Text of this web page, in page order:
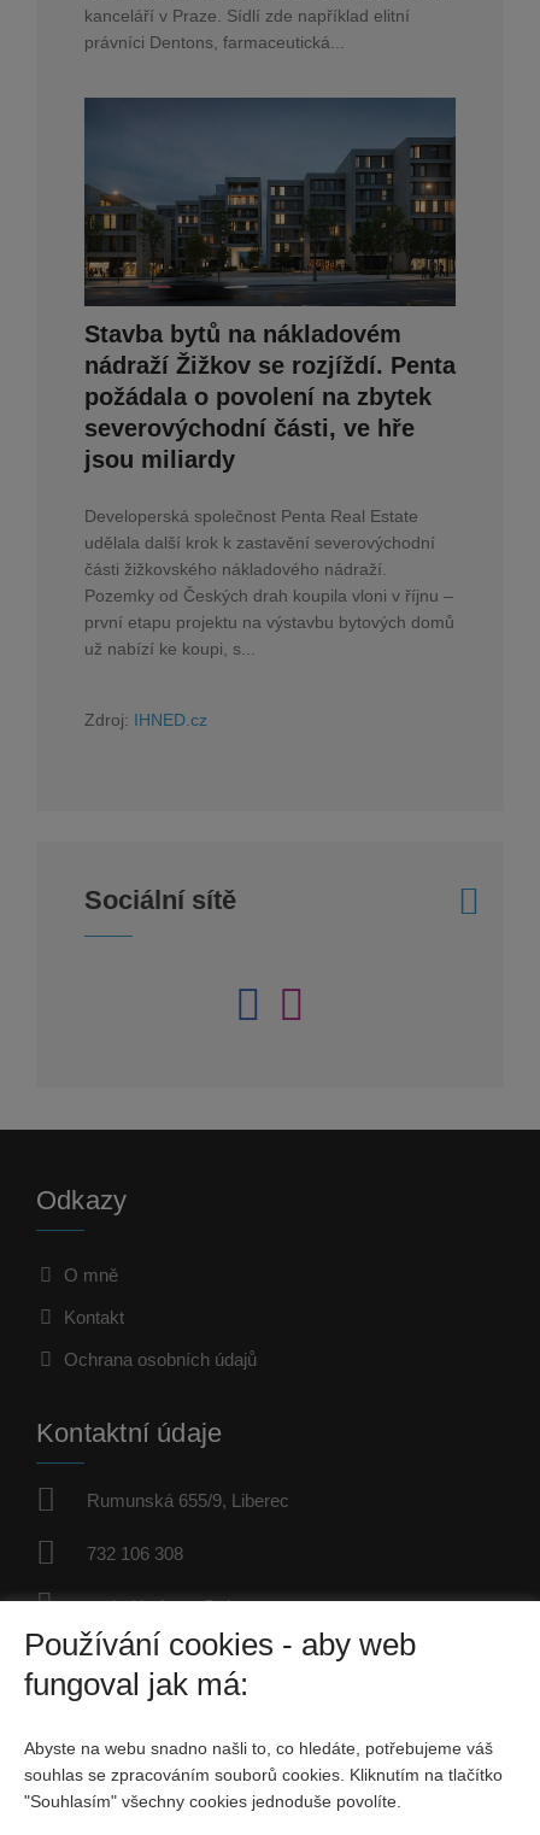
kanceláří v Praze. Sídlí zde například elitní
právníci Dentons, farmaceutická...
Stavba bytů na nákladovém
nádraží Žižkov se rozjíždí. Penta
požádala o povolení na zbytek
severovýchodní části, ve hře
jsou miliardy
Developerská společnost Penta Real Estate
udělala další krok k zastavění severovýchodní
části žižkovského nákladového nádraží.
Pozemky od Českých drah koupila vloni v říjnu –
první etapu projektu na výstavbu bytových domů
už nabízí ke koupi, s...
Zdroj: IHNED.cz
Sociální sítě
Odkazy
O mně
Kontakt
Ochrana osobních údajů
Kontaktní údaje
Rumunská 655/9, Liberec
732 106 308
ondrej.hofman@nisacentrum.cz
IČO: 06698778
Fyzická osoba zapsaná v živnostenském rejstříku
Sociální sítě
Používání cookies - aby web
fungoval jak má:
Abyste na webu snadno našli to, co hledáte, potřebujeme váš
souhlas se zpracováním souborů cookies. Kliknutím na tlačítko
"Souhlasím" všechny cookies jednoduše povolíte.